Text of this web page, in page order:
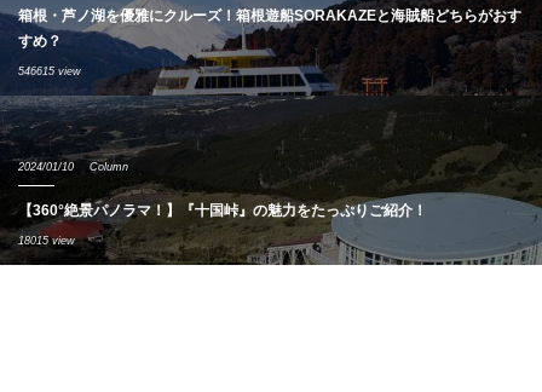
箱根・芦ノ湖を優雅にクルーズ！箱根遊船SORAKAZEと海賊船どちらがおす
すめ？
546615 view
2024/01/10 Column
【360°絶景パノラマ！】『十国峠』の魅力をたっぷりご紹介！
18015 view